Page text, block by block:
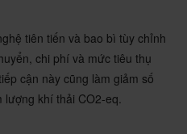
tiên tiến và bao bì tùy chỉnh
chi phí và mức tiêu thụ
cận này cũng làm giảm số
lượng khí thải CO2-eq.